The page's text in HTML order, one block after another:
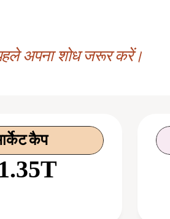
अपना शोध जरूर करें।
कैप